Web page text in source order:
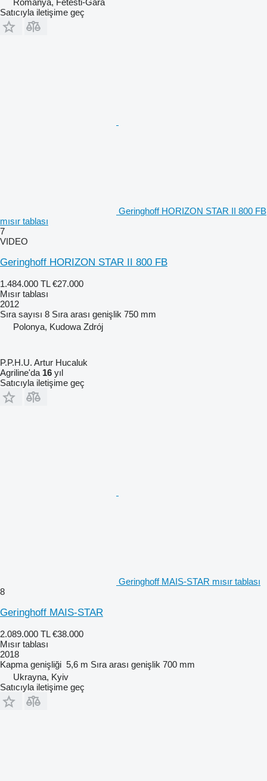
Satıcıyla iletişime geç
Geringhoff HORIZON STAR II 800 FB
mısır tablası
7
VIDEO
Geringhoff HORIZON STAR II 800 FB
1.484.000 TL €27.000
Mısır tablası
2012
Sıra sayısı 8 Sıra arası genişlik 750 mm
Polonya, Kudowa Zdrój
P.P.H.U. Artur Hucaluk
Agriline'da 16 yıl
Satıcıyla iletişime geç
Geringhoff MAIS-STAR mısır tablası
8
Geringhoff MAIS-STAR
2.089.000 TL €38.000
Mısır tablası
2018
Kapma genişliği 5,6 m Sıra arası genişlik 700 mm
Ukrayna, Kyiv
Satıcıyla iletişime geç